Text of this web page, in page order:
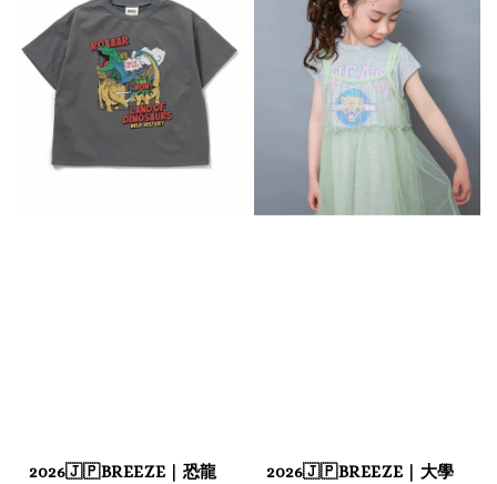
2026🇯🇵BREEZE｜恐龍
2026🇯🇵BREEZE｜大學